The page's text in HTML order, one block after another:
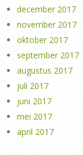
december 2017
november 2017
oktober 2017
september 2017
augustus 2017
juli 2017
juni 2017
mei 2017
april 2017